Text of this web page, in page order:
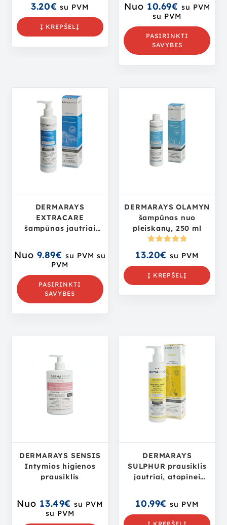
3.20€ su PVM
Į KREPŠELĮ
Nuo 10.69€ su PVM
su PVM
PASIRINKTI
SAVYBES
DERMARAYS
EXTRACARE
šampūnas jautriai
Nuo 9.89€ su PVM su
PVM
PASIRINKTI
SAVYBES
DERMARAYS OLAMYN
šampūnas nuo
pleiskanų, 250 ml
s:5.00iš
5
13.20€ su PVM
Į KREPŠELĮ
DERMARAYS SENSIS
Intymios higienos
prausiklis
Nuo 13.49€ su PVM
su PVM
DERMARAYS
SULPHUR prausiklis
jautriai, atopinei
10.99€ su PVM